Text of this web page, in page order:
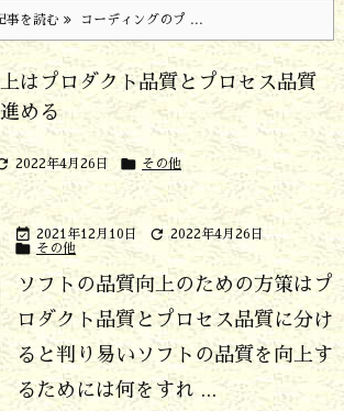
事を読む コーディングのプ ...
はプロダクト品質とプロセス品質
める
2022年4月26日  その他
 2021年12月10日  2022年4月26日
 その他
ソフトの品質向上のための方策はプ
ロダクト品質とプロセス品質に分け
ると判り易いソフトの品質を向上す
るためには何をすれ ...